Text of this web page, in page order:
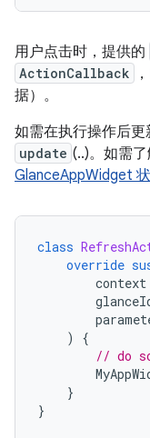
用户点击时，提供的
ActionCallback
据）。
如需在执行操作后
update (..)。如需
GlanceAppWidget
class
override
context
)
{
// do
}
}